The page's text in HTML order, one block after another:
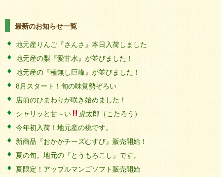
最新のお知らせ一覧
地元産りんご『さんさ』本日入荷しました
地元産の梨『愛甘水』が並びました！
地元産の『種無し巨峰』が並びました！
8月スタート！旬の味覚勢ぞろい
店前のひまわりが咲き始めました！
シャリッと甘～い
虎太郎（こたろう）
今年初入荷！地元産の桃です。
新商品『おかかチーズむすび』販売開始！
夏の旬。地元の『とうもろこし』です。
夏限定！アップルマンゴソフト販売開始